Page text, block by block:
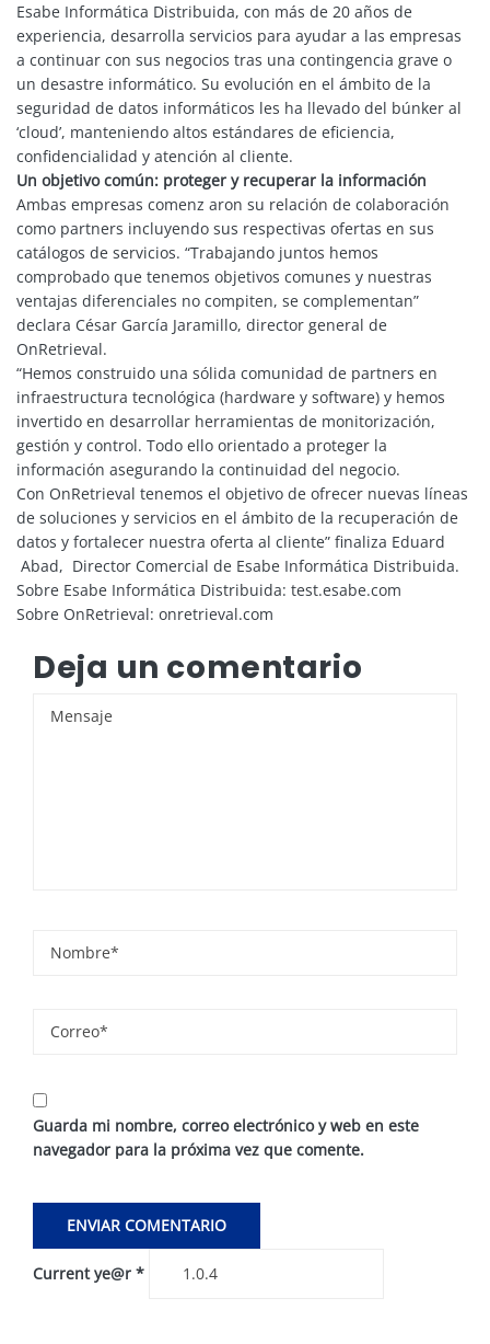
Esabe Informática Distribuida, con más de 20 años de
experiencia, desarrolla servicios para ayudar a las empresas
a continuar con sus negocios tras una contingencia grave o
un desastre informático. Su evolución en el ámbito de la
seguridad de datos informáticos les ha llevado del búnker al
‘cloud’, manteniendo altos estándares de eficiencia,
confidencialidad y atención al cliente.
Un objetivo común: proteger y recuperar la información
Ambas empresas comenz aron su relación de colaboración
como partners incluyendo sus respectivas ofertas en sus
catálogos de servicios. “Trabajando juntos hemos
comprobado que tenemos objetivos comunes y nuestras
ventajas diferenciales no compiten, se complementan”
declara César García Jaramillo, director general de
OnRetrieval.
“Hemos construido una sólida comunidad de partners en
infraestructura tecnológica (hardware y software) y hemos
invertido en desarrollar herramientas de monitorización,
gestión y control. Todo ello orientado a proteger la
información asegurando la continuidad del negocio.
Con OnRetrieval tenemos el objetivo de ofrecer nuevas líneas
de soluciones y servicios en el ámbito de la recuperación de
datos y fortalecer nuestra oferta al cliente” finaliza Eduard
Abad, Director Comercial de Esabe Informática Distribuida.
Sobre Esabe Informática Distribuida: test.esabe.com
Sobre OnRetrieval: onretrieval.com
Deja un comentario
Guarda mi nombre, correo electrónico y web en este
navegador para la próxima vez que comente.
Current ye@r *